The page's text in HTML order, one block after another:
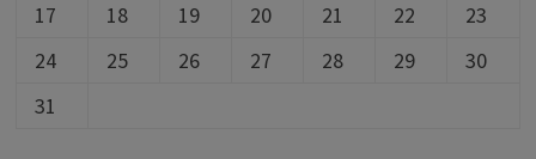
17
18 19 20 21 22
23
24
25 26 27 28 29
30
31